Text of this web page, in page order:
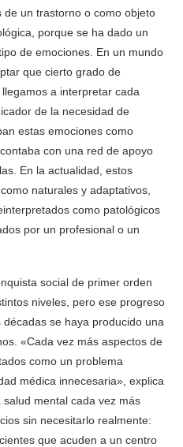
un trastorno o como objeto
porque se ha dado un
de emociones. En un mundo
que cierto grado de
a interpretar cada
de la necesidad de
estas emociones como
con una red de apoyo
En la actualidad, estos
naturales y adaptativos,
como patológicos
por un profesional o un
social de primer orden
niveles, pero ese progreso
se haya producido una
«Cada vez más aspectos de
como un problema
médica innecesaria», explica
mental cada vez más
sin necesitarlo realmente:
que acuden a un centro